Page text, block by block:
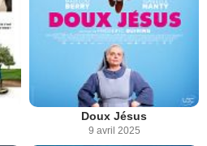
Doux Jésus
9 avril 2025